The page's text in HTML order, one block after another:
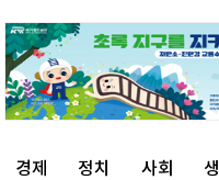
경제 정치 사회